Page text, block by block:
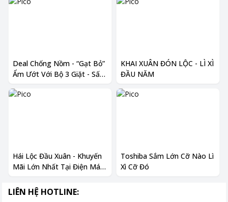
Deal Chống Nồm - “Gạt Bỏ”
Ẩm Ướt Với Bộ 3 Giặt - Sấy
KHAI XUÂN ĐÓN LỘC - LÌ XÌ
ĐẦU NĂM
Hái Lộc Đầu Xuân - Khuyến
Mãi Lớn Nhất Tại Điện Máy
Toshiba Sắm Lớn Cỡ Nào Lì
Xì Cỡ Đó
LIÊN HỆ HOTLINE: